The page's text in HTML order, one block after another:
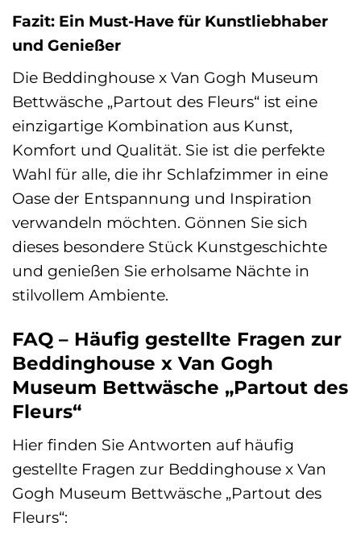
Fazit: Ein Must-Have für Kunstliebhaber
und Genießer
Die Beddinghouse x Van Gogh Museum
Bettwäsche „Partout des Fleurs“ ist eine
einzigartige Kombination aus Kunst,
Komfort und Qualität. Sie ist die perfekte
Wahl für alle, die ihr Schlafzimmer in eine
Oase der Entspannung und Inspiration
verwandeln möchten. Gönnen Sie sich
dieses besondere Stück Kunstgeschichte
und genießen Sie erholsame Nächte in
stilvollem Ambiente.
FAQ – Häufig gestellte Fragen zur
Beddinghouse x Van Gogh
Museum Bettwäsche „Partout des
Fleurs“
Hier finden Sie Antworten auf häufig
gestellte Fragen zur Beddinghouse x Van
Gogh Museum Bettwäsche „Partout des
Fleurs“: